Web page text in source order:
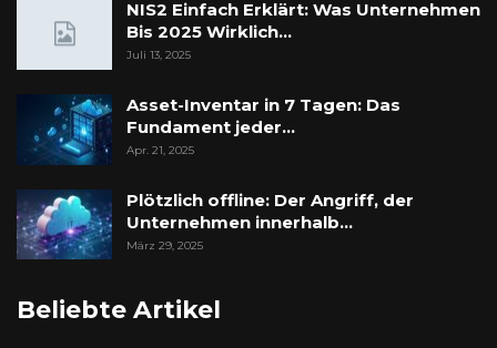
NIS2 Einfach Erklärt: Was Unternehmen
Bis 2025 Wirklich…
Juli 13, 2025
Asset-Inventar in 7 Tagen: Das
Fundament jeder…
Apr. 21, 2025
Plötzlich offline: Der Angriff, der
Unternehmen innerhalb…
März 29, 2025
Beliebte Artikel